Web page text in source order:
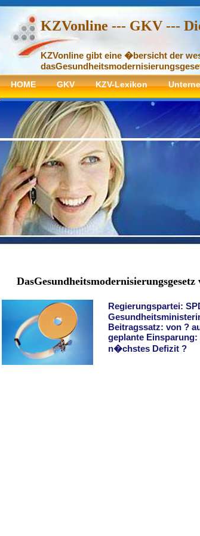
KZVonline --- GKV ---
KZVonline gibt eine �bersicht der
HOME GKV KZV-Lexikon
DasGesundheitsmodernisierungsgesetz
Regierungspartei:
Beitragssatz: von ?
geplante Einsparung:
n�chstes Defizit ?